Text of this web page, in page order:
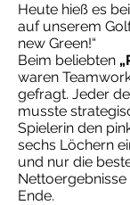
Heute hieß es
auf unserem
new Green!“
Beim beliebten
waren
gefragt. Jeder
musste
Spielerin den
sechs Löchern
und nur die
Ende.